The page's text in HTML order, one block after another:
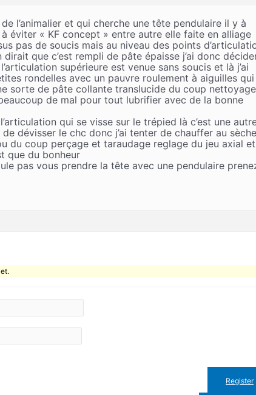
l’animalier et qui cherche une tête pendulaire il y à
éviter « KF concept » entre autre elle faite en alliage
pas de soucis mais au niveau des points
dirait que c’est rempli de pâte épaisse j’ai donc
supérieure est venue sans soucis et là j’ai
rondelles avec un pauvre roulement à aiguilles qui
sorte de pâte collante translucide du coup
de mal pour tout lubrifier avec de la bonne
qui se visse sur le trépied là c’est une
dévisser le chc donc j’ai tenter de chauffer au sèche
du coup perçage et taraudage reglage du jeu axial et
que du bonheur
pas vous prendre la tête avec une pendulaire
Register